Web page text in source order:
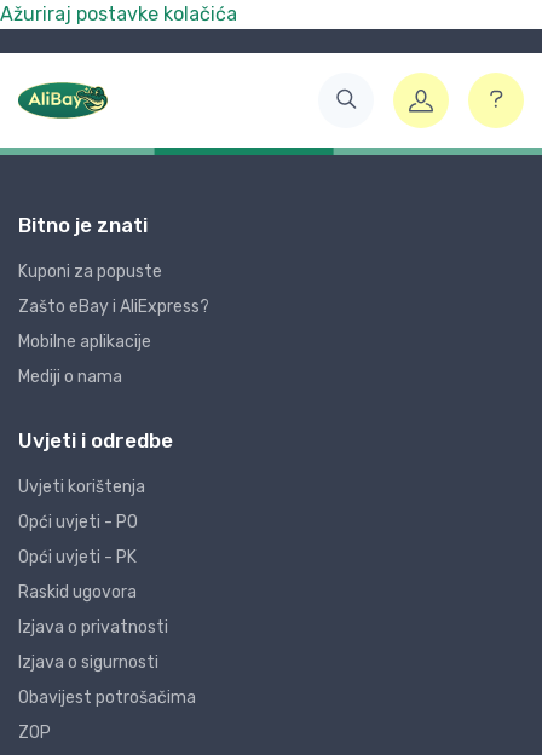
Ažuriraj postavke kolačića
Bitno je znati
Kuponi za popuste
Zašto eBay i AliExpress?
Mobilne aplikacije
Mediji o nama
Uvjeti i odredbe
Uvjeti korištenja
Opći uvjeti - PO
Opći uvjeti - PK
Raskid ugovora
Izjava o privatnosti
Izjava o sigurnosti
Obavijest potrošačima
ZOP